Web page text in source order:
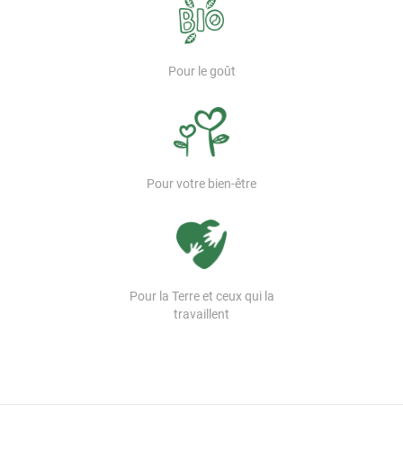
Pour le goût
Pour votre bien-être
Pour la Terre et ceux qui la
travaillent